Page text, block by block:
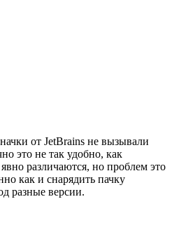
от JetBrains не вызывали
это не так удобно, как
различаются, но проблем это
как и снарядить пачку
разные версии.